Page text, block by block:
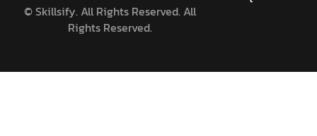
©Skillsify. All Rights Reserved. All
Rights Reserved.